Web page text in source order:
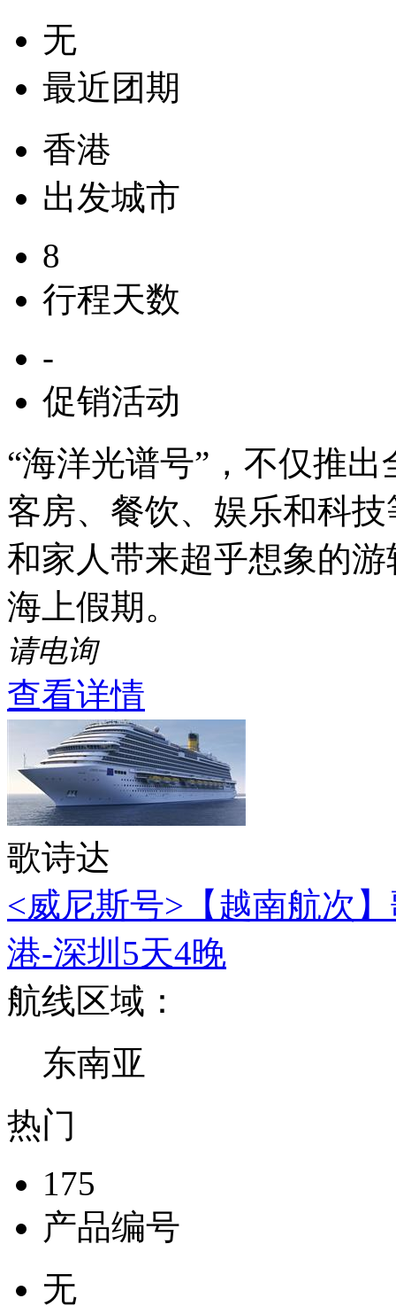
无
最近团期
香港
出发城市
8
行程天数
-
促销活动
“海洋光谱号”，不仅推
客房、餐饮、娱乐和科
和家人带来超乎想象的
海上假期。
请电询
查看详情
歌诗达
<威尼斯号>【越南航次
港-深圳5天4晚
航线区域：
东南亚
热门
175
产品编号
无